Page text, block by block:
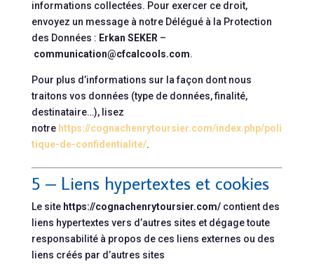
informations collectées. Pour exercer ce droit,
envoyez un message à notre Délégué à la Protection
des Données : Erkan SEKER –
communication@cfcalcools.com.
Pour plus d’informations sur la façon dont nous
traitons vos données (type de données, finalité,
destinataire…), lisez
notre https://cognachenrytoursier.com/index.php/poli
tique-de-confidentialite/.
5 – Liens hypertextes et cookies
Le site https://cognachenrytoursier.com/ contient des
liens hypertextes vers d’autres sites et dégage toute
responsabilité à propos de ces liens externes ou des
liens créés par d’autres sites